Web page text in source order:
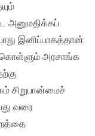
அனுமதிக்கப்
இனிப்பாகத்தான்
அரசாங்க
சிறுபான்மைச்
வரை